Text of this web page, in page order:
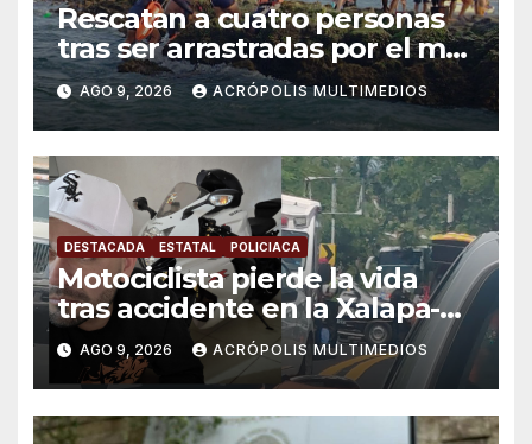
Rescatan a cuatro personas
tras ser arrastradas por el mar
en Chachalacas
AGO 9, 2026 ACRÓPOLIS MULTIMEDIOS
DESTACADA ESTATAL POLICIACA
Motociclista pierde la vida
tras accidente en la Xalapa-
Veracruz
AGO 9, 2026 ACRÓPOLIS MULTIMEDIOS